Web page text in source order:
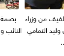
من وزراء
وليد التمامي
بصمة
النائب